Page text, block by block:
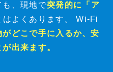
も、現地で突発的に「ア
よくあります。
Wi-Fi
がどこで手に入るか、安
出来ます。